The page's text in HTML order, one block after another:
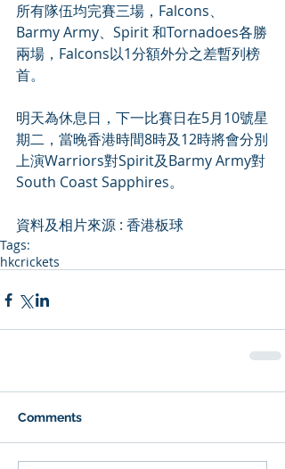
所有隊伍均完賽三場，Falcons、
Barmy Army、Spirit 和Tornadoes各勝
兩場，Falcons以1分額外分之差暫列榜
首。
明天為休息日，下一比賽日在5月10號星
期二，當晚香港時間8時及12時將會分別
上演Warriors對Spirit及Barmy Army對
South Coast Sapphires。
資料及相片來源 : 香港板球
Tags:
hkcrickets
Comments